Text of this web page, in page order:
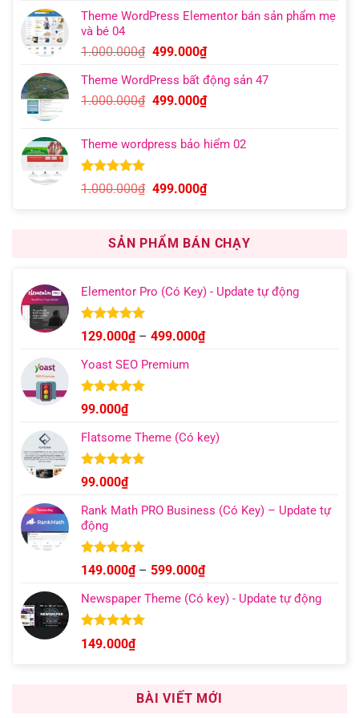
đánh giá
là:
tại
599.000₫.
Theme WordPress Elementor bán sản phẩm mẹ
và bé 04
1.000.000₫ Giá
là:
1.000.000₫.
499.000₫Giá
tại
là:
Theme WordPress bất động sản 47
1.000.000₫ Giá
1.000.000₫.
499.000₫Giá
là:
Theme wordpress bảo hiểm 02
5.00trên 5
dựa trên
13
1.000.000₫ Giá
1.000.000₫.
499.000₫Giá
là:
499.000₫.
SẢN PHẨM BÁN CHẠY
Elementor Pro (Có Key) - Update tự động
Được xếp
hạng 4.93
5 sao
129.000₫ – 499.000₫Khoảng
Yoast SEO Premium
Được xếp
hạng 4.96
5 sao
99.000₫
Flatsome Theme (Có key)
Được xếp
hạng 4.95
5 sao
99.000₫
Rank Math PRO Business (Có Key) – Update tự
động
Được xếp
hạng 5.00
5 sao
149.000₫ – 599.000₫Khoảng
từ
Newspaper Theme (Có key) - Update tự động
Được xếp
hạng4.92
149.000₫
BÀI VIẾT MỚI